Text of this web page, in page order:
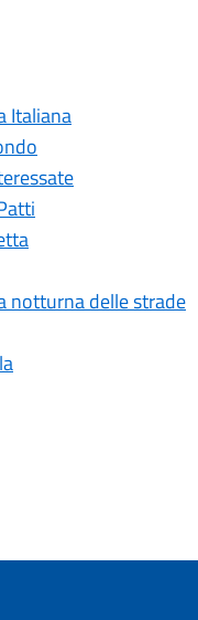
Italiana
notturna delle strade